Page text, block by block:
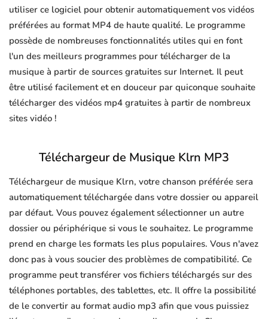
utiliser ce logiciel pour obtenir automatiquement vos vidéos
préférées au format MP4 de haute qualité. Le programme
possède de nombreuses fonctionnalités utiles qui en font
l'un des meilleurs programmes pour télécharger de la
musique à partir de sources gratuites sur Internet. Il peut
être utilisé facilement et en douceur par quiconque souhaite
télécharger des vidéos mp4 gratuites à partir de nombreux
sites vidéo !
Téléchargeur de Musique Klrn MP3
Téléchargeur de musique Klrn, votre chanson préférée sera
automatiquement téléchargée dans votre dossier ou appareil
par défaut. Vous pouvez également sélectionner un autre
dossier ou périphérique si vous le souhaitez. Le programme
prend en charge les formats les plus populaires. Vous n'avez
donc pas à vous soucier des problèmes de compatibilité. Ce
programme peut transférer vos fichiers téléchargés sur des
téléphones portables, des tablettes, etc. Il offre la possibilité
de le convertir au format audio mp3 afin que vous puissiez